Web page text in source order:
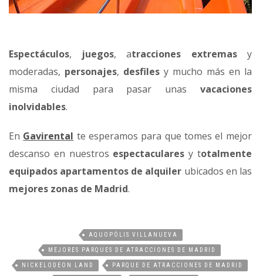
Espectáculos, juegos, atracciones extremasy
moderadas, personajes, desfilesy mucho más en la
misma ciudad para pasar unas vacaciones
inolvidables.
En Gavirental te esperamos para que tomes el mejor
descanso en nuestros espectaculares y totalmente
equipados apartamentos de alquiler ubicados en las
mejores zonas de Madrid.
AQUOPÓLIS VILLANUEVA
MEJORES PARQUES DE ATRACCIONES DE MADRID
NICKELODEON LAND PARQUE DE ATRACCIONES DE MADRID